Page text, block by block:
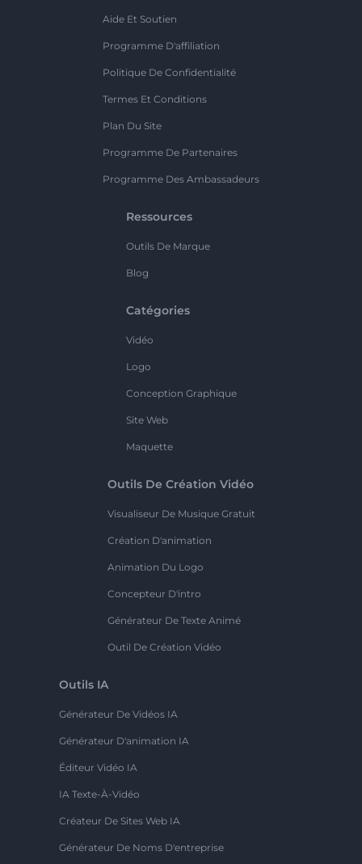
Aide Et Soutien
Programme D'affiliation
Politique De Confidentialité
Termes Et Conditions
Plan Du Site
Programme De Partenaires
Programme Des Ambassadeurs
Ressources
Outils De Marque
Blog
Catégories
Vidéo
Logo
Conception Graphique
Site Web
Maquette
Outils De Création Vidéo
Visualiseur De Musique Gratuit
Création D'animation
Animation Du Logo
Concepteur D'intro
Générateur De Texte Animé
Outil De Création Vidéo
Outils IA
Générateur De Vidéos IA
Générateur D'animation IA
Éditeur Vidéo IA
IA Texte-À-Vidéo
Créateur De Sites Web IA
Générateur De Noms D'entreprise